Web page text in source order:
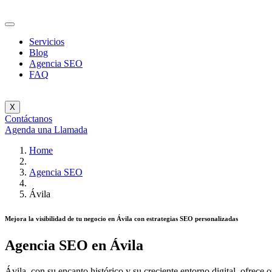
Servicios
Blog
Agencia SEO
FAQ
X
Contáctanos
Agenda una Llamada
Home
Agencia SEO
Ávila
Mejora la visibilidad de tu negocio en Ávila con estrategias SEO personalizadas
Agencia SEO en Ávila